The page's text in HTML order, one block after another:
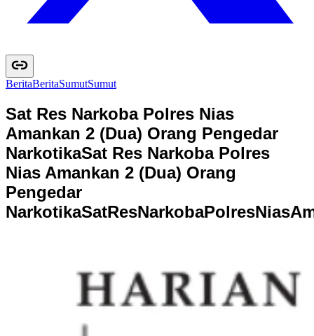
BeritaBeritaSumutSumut
Sat Res Narkoba Polres Nias
Amankan 2 (Dua) Orang Pengedar
NarkotikaSat Res Narkoba Polres
Nias Amankan 2 (Dua) Orang
Pengedar
NarkotikaSatResNarkobaPolresNiasA